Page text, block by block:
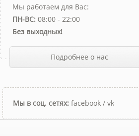
Мы работаем для Вас:
ПН-ВС: 08:00 - 22:00
Без выходных!
Подробнее о нас
Мы в соц. сетях: facebook / vk